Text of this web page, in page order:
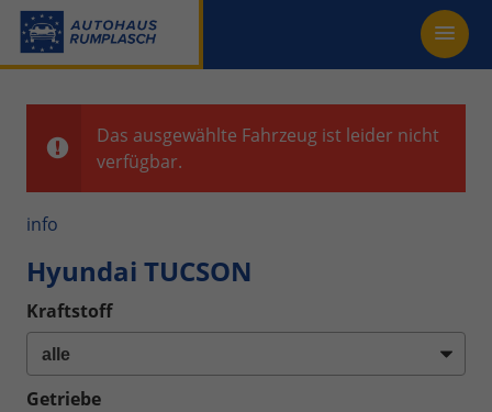
Das ausgewählte Fahrzeug ist leider nicht
verfügbar.
info
Hyundai TUCSON
Kraftstoff
Getriebe